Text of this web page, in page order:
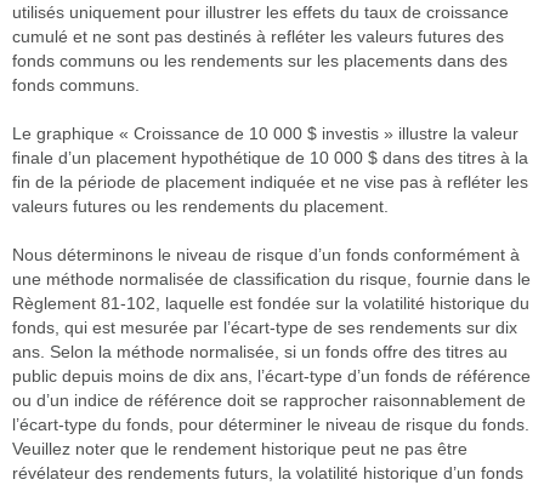
utilisés uniquement pour illustrer les effets du taux de croissance
cumulé et ne sont pas destinés à refléter les valeurs futures des
fonds communs ou les rendements sur les placements dans des
fonds communs.
Le graphique « Croissance de 10 000 $ investis » illustre la valeur
finale d’un placement hypothétique de 10 000 $ dans des titres à la
fin de la période de placement indiquée et ne vise pas à refléter les
valeurs futures ou les rendements du placement.
Nous déterminons le niveau de risque d’un fonds conformément à
une méthode normalisée de classification du risque, fournie dans le
Règlement 81-102, laquelle est fondée sur la volatilité historique du
fonds, qui est mesurée par l’écart-type de ses rendements sur dix
ans. Selon la méthode normalisée, si un fonds offre des titres au
public depuis moins de dix ans, l’écart-type d’un fonds de référence
ou d’un indice de référence doit se rapprocher raisonnablement de
l’écart-type du fonds, pour déterminer le niveau de risque du fonds.
Veuillez noter que le rendement historique peut ne pas être
révélateur des rendements futurs, la volatilité historique d’un fonds